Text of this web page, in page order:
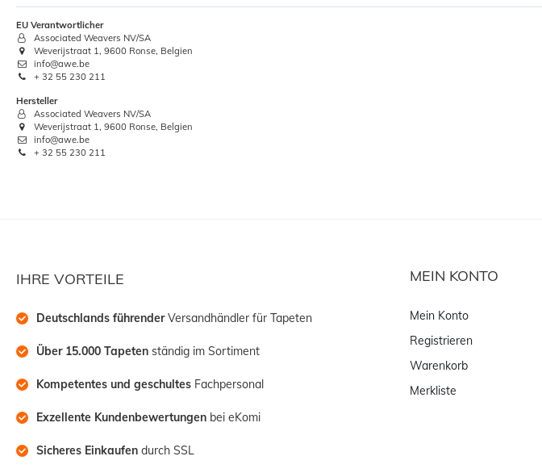
EU Verantwortlicher
Associated Weavers NV/SA
Weverijstraat 1, 9600 Ronse, Belgien
info@awe.be
+ 32 55 230 211
Hersteller
Associated Weavers NV/SA
Weverijstraat 1, 9600 Ronse, Belgien
info@awe.be
+ 32 55 230 211
IHRE VORTEILE
Deutschlands führender Versandhändler für Tapeten
Über 15.000 Tapeten ständig im Sortiment
Kompetentes und geschultes Fachpersonal
Exzellente Kundenbewertungen bei eKomi
Sicheres Einkaufen durch SSL
MEIN KONTO
Mein Konto
Registrieren
Warenkorb
Merkliste